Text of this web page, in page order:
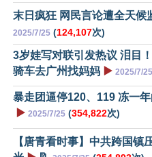
末日疯狂 网民言论遭全天候
2025/7/25 (124,107次)
3岁娃写对联引发热议 泪目
骑车去广州找妈妈 ▶️ 2025/7/25
暴走团逼停120、119 冻一年
▶️ 2025/7/25 (354,822次)
【唐青看时事】中共跨国镇